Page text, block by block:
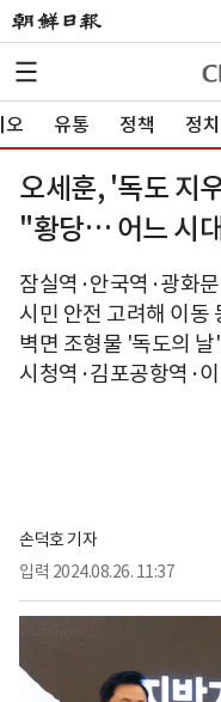
오 유통 정책 정치
오세훈, '독도 지
"황당… 어느 시
잠실역·안국역·광화
시민 안전 고려해 이동
벽면 조형물 '독도의
시청역·김포공항역·
손덕호 기자
입력 2024.08.26. 11:37